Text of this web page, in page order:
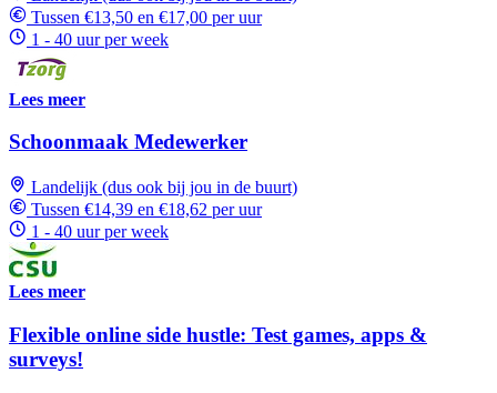
Tussen €13,50 en €17,00 per uur
1 - 40 uur per week
Lees meer
Schoonmaak Medewerker
Landelijk (dus ook bij jou in de buurt)
Tussen €14,39 en €18,62 per uur
1 - 40 uur per week
Lees meer
Flexible online side hustle: Test games, apps &
surveys!